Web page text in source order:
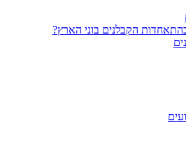
הקבלנים בוני הארץ?